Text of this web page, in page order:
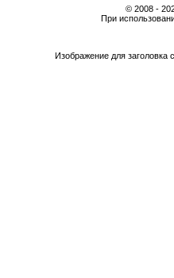
© 2008 -
При
Изображение для